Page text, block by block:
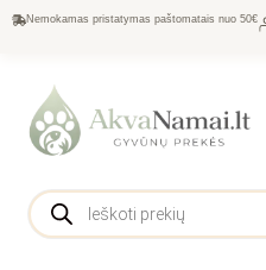
Nemokamas pristatymas paštomatais nuo 50€